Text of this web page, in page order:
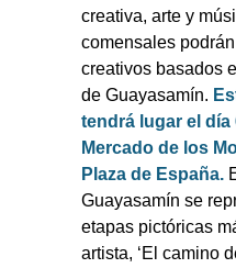
creativa, arte y
comensales
creativos basados
de Guayasamín.
tendrá lugar el día
Mercado de los
Plaza de España.
Guayasamín se
etapas pictóricas
artista, ‘El camino